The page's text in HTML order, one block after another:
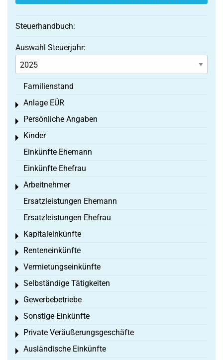
Steuerhandbuch:
Auswahl Steuerjahr:
Familienstand
Anlage EÜR
Toggle menu
Persönliche Angaben
Toggle menu
Kinder
Toggle menu
Einkünfte Ehemann
Einkünfte Ehefrau
Arbeitnehmer
Toggle menu
Ersatzleistungen Ehemann
Ersatzleistungen Ehefrau
Kapitaleinkünfte
Toggle menu
Renteneinkünfte
Toggle menu
Vermietungseinkünfte
Toggle menu
Selbständige Tätigkeiten
Toggle menu
Gewerbebetriebe
Toggle menu
Sonstige Einkünfte
Toggle menu
Private Veräußerungsgeschäfte
Toggle menu
Ausländische Einkünfte
Toggle menu